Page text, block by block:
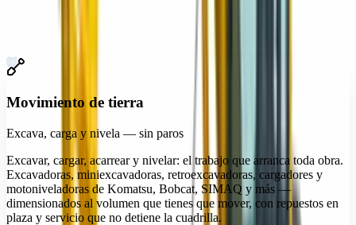
01
Movimiento de tierra
Excava, carga y nivela — sin paros
Excavar, cargar, acarrear y nivelar: el trabajo que arranca toda obra.
Excavadoras, miniexcavadoras, retroexcavadoras, cargadores y
motoniveladoras de Komatsu, Bobcat, SIMAQ y más —
dimensionados al volumen que tienes que mover, con repuestos en
plaza y servicio que no detiene la cuadrilla.